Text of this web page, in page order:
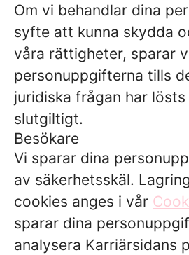
Om vi ​​behandlar dina
syfte att kunna skydda
våra rättigheter, sparar
personuppgifterna tills
juridiska frågan har
slutgiltigt.
Besökare
Vi sparar dina
av säkerhetsskäl.
cookies anges i vår
sparar dina
analysera Karriärsidans